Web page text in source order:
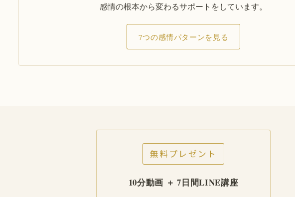
感情の根本から変わるサポートをしています。
7つの感情パターンを見る
無料プレゼント
10分動画 ＋ 7日間LINE講座